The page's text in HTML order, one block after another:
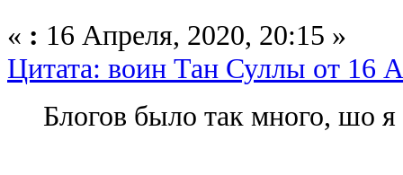
« : 16 Апреля, 2020, 20:15 »
Цитата: воин Тан Суллы от 16
Блогов было так много, шо